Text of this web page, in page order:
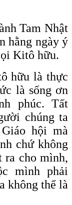
Tam Nhật
hằng ngày ý
Kitô hữu.
hữu là thực
là sống ơn
phúc. Tất
chúng ta
hội mà
chứ không
cho mình,
mình phải
không thể là